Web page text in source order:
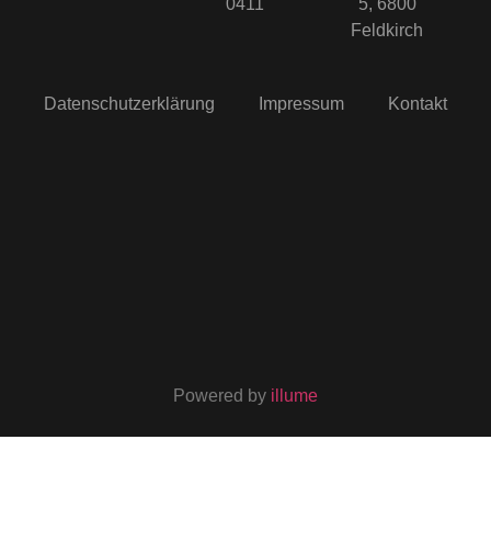
0411
5, 6800
Feldkirch
Datenschutzerklärung Impressum Kontakt
Powered by illume